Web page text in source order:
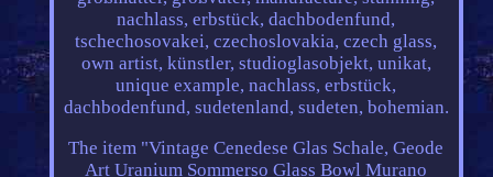
nachlass, erbstück, dachbodenfund,
tschechosovakei, czechoslovakia, czech glass,
own artist, künstler, studioglasobjekt, unikat,
unique example, nachlass, erbstück,
dachbodenfund, sudetenland, sudeten, bohemian.
The item "Vintage Cenedese Glas Schale, Geode
Art Uranium Sommerso Glass Bowl Murano